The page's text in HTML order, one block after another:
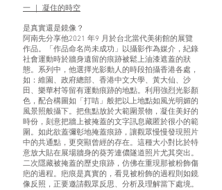
一 ｜ 凝住的時空
是真實還是鏡像？
阿南先分享他2021 年9 月於台北當代美術館的展覽
作品。「作品命名尚未成功」以攝影作為媒介，紀錄
社會運動時於牆身遺留的痕跡被鬆上油漆遮蓋的狀
態。系列中，他選擇光影動人的時段拍攝香港各處，
如：維園、政府總部、香港中文大學、黃大仙、沙
田、樂華村等留有運動痕跡的地點。利用強烈光影顏
色，配合構圖如「打咭」般把以上地點如風光明媚的
風景照般攝下。把焦點放於大範圍景物，凝住美好的
時份，刻意把牆上被掩蓋的文字訊息藏匿於很小的範
圍。如此欲蓋彌彰地掩蓋痕跡，讓觀眾慢慢發現照片
中的共通點，更突顯曾經的存在。這種大小對比於特
意放大貼在展場牆身的葵芳連儂隧道照片尤其突出。
二次隱藏被掩蓋的歷史痕跡，仿佛在重現那被粉飾傷
疤的過程。疤痕是真實的，看見被粉飾的過程則如鏡
像反照，正要邀請觀眾反思、分析及理解當下處境。